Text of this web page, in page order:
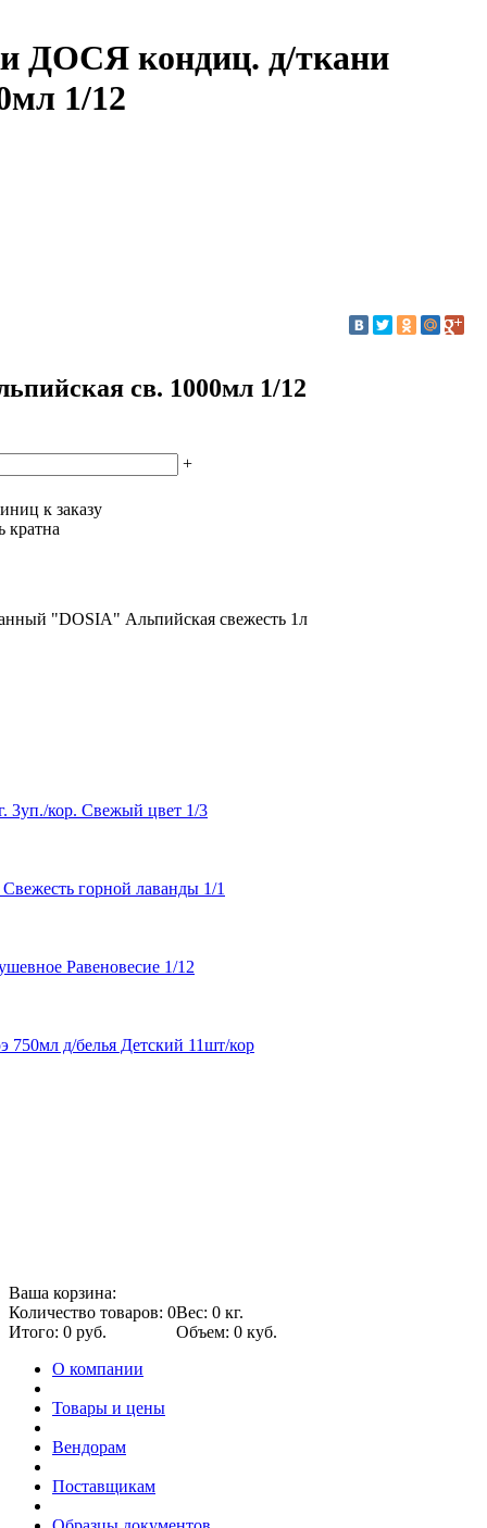
ДОСЯ кондиц. д/ткани
1/12
св. 1000мл 1/12
+
к заказу
кратна
"DOSIA" Альпийская свежесть 1л
3уп./кор. Свежый цвет 1/3
горной лаванды 1/1
Равеновесие 1/12
д/белья Детский 11шт/кор
Ваша корзина:
Количество товаров: 0Вес: 0 кг.
Итого: 0 руб.
Объем: 0 куб.
О компании
Товары и цены
Вендорам
Поставщикам